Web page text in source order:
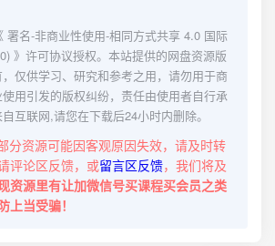
署名-非商业性使用-相同方式共享 4.0 国际
》许可协议授权。本站提供的网盘资源版
仅供学习、研究和参考之用，请勿用于商
用引发的版权纠纷，责任由使用者自行承
互联网,请您在下载后24小时内删除。
分资源可能因客观原因失效，请及时转
评论区反馈，或留言区反馈，我们将及
资源里有让加微信号买课程买会员之类
上当受骗！